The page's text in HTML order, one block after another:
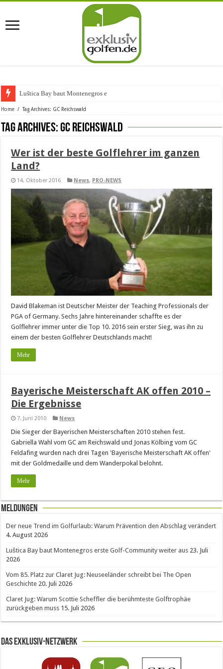
Luštica Bay baut Montenegros erste
Home / Tag Archives: GC Reichswald
Tag Archives:GC Reichswald
Wer ist der beste Golflehrer im ganzen
Land?
14. Oktober 2016 News, PRO-NEWS
David Blakeman ist Deutscher Meister der Teaching Professionals der
PGA of Germany. Sechs Jahre hintereinander schaffte es der
Golflehrer immer unter die Top 10. 2016 sein erster Sieg, was ihn zu
einem der besten Golflehrer Deutschlands macht!
Mehr
Bayerische Meisterschaft AK offen 2010 –
Die Ergebnisse
7. Juni 2010 News
Die Sieger der Bayerischen Meisterschaften 2010 stehen fest.
Gabriella Wahl vom GC am Reichswald und Jonas Kölbing vom GC
Feldafing wurden nach drei Tagen 'Bayerische Meisterschaft AK offen'
mit der Goldmedaille und dem Wanderpokal belohnt.
Mehr
Meldungen
Der neue Trend im Golfurlaub: Warum Prävention den Abschlag verändert
4. August 2026
Luštica Bay baut Montenegros erste Golf-Community weiter aus 23. Juli
2026
Vom 85. Platz zur Claret Jug: Neuseeländer schreibt bei The Open
Geschichte 20. Juli 2026
Claret Jug: Warum Scottie Scheffler die berühmteste Golftrophäe
zurückgeben muss 15. Juli 2026
Das Exklusiv-Netzwerk